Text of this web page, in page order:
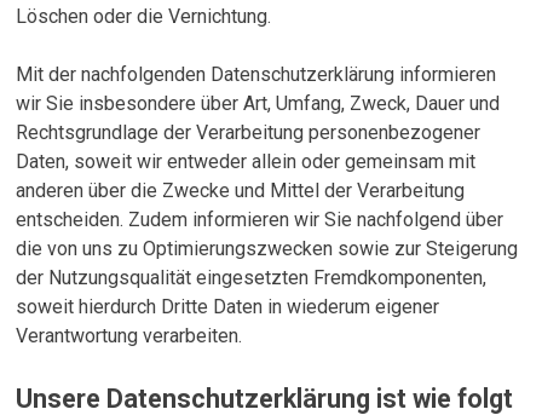
Löschen oder die Vernichtung.
Mit der nachfolgenden Datenschutzerklärung informieren
wir Sie insbesondere über Art, Umfang, Zweck, Dauer und
Rechtsgrundlage der Verarbeitung personenbezogener
Daten, soweit wir entweder allein oder gemeinsam mit
anderen über die Zwecke und Mittel der Verarbeitung
entscheiden. Zudem informieren wir Sie nachfolgend über
die von uns zu Optimierungszwecken sowie zur Steigerung
der Nutzungsqualität eingesetzten Fremdkomponenten,
soweit hierdurch Dritte Daten in wiederum eigener
Verantwortung verarbeiten.
Unsere Datenschutzerklärung ist wie folgt